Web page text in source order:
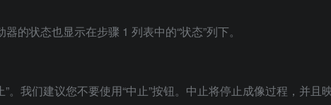
的状态也显示在步骤 1 列表中的“状态”列下。
。我们建议您不要使用“中止”按钮。中止将停止成像过程，并且